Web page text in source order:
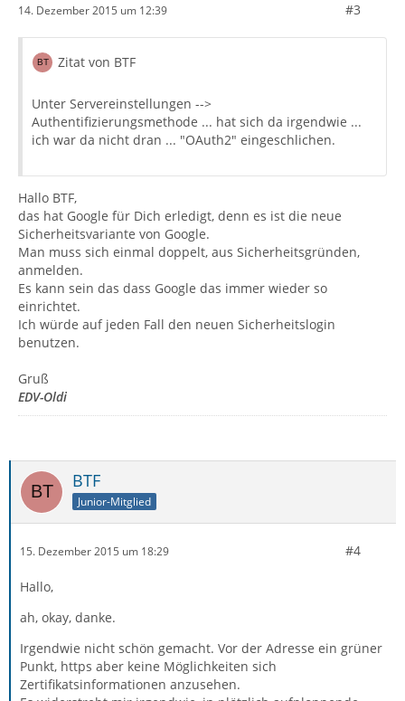
14. Dezember 2015 um 12:39 #3
Zitat von BTF
Unter Servereinstellungen -->
Authentifizierungsmethode ... hat sich da irgendwie ...
ich war da nicht dran ... "OAuth2" eingeschlichen.
Hallo BTF,
das hat Google für Dich erledigt, denn es ist die neue
Sicherheitsvariante von Google.
Man muss sich einmal doppelt, aus Sicherheitsgründen,
anmelden.
Es kann sein das dass Google das immer wieder so
einrichtet.
Ich würde auf jeden Fall den neuen Sicherheitslogin
benutzen.
Gruß
EDV-Oldi
BTF
Junior-Mitglied
15. Dezember 2015 um 18:29 #4
Hallo,
ah, okay, danke.
Irgendwie nicht schön gemacht. Vor der Adresse ein grüner
Punkt, https aber keine Möglichkeiten sich
Zertifikatsinformationen anzusehen.